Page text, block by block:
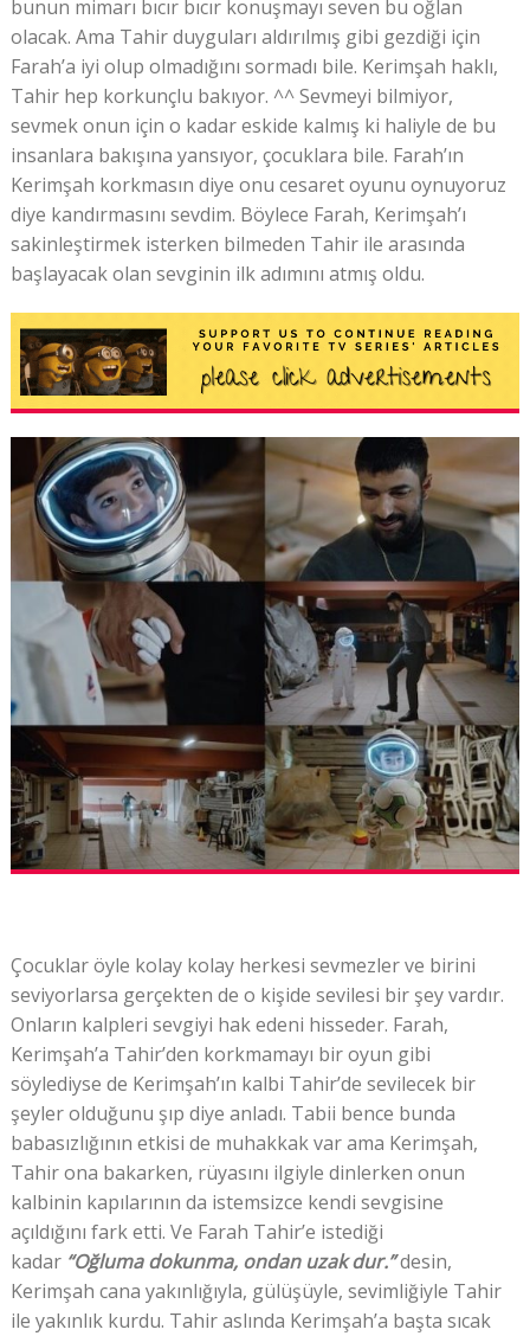
bunun mimarı bıcır bıcır konuşmayı seven bu oğlan
olacak. Ama Tahir duyguları aldırılmış gibi gezdiği için
Farah’a iyi olup olmadığını sormadı bile. Kerimşah haklı,
Tahir hep korkunçlu bakıyor. ^^ Sevmeyi bilmiyor,
sevmek onun için o kadar eskide kalmış ki haliyle de bu
insanlara bakışına yansıyor, çocuklara bile. Farah’ın
Kerimşah korkmasın diye onu cesaret oyunu oynuyoruz
diye kandırmasını sevdim. Böylece Farah, Kerimşah’ı
sakinleştirmek isterken bilmeden Tahir ile arasında
başlayacak olan sevginin ilk adımını atmış oldu.
Çocuklar öyle kolay kolay herkesi sevmezler ve birini
seviyorlarsa gerçekten de o kişide sevilesi bir şey vardır.
Onların kalpleri sevgiyi hak edeni hisseder. Farah,
Kerimşah’a Tahir’den korkmamayı bir oyun gibi
söylediyse de Kerimşah’ın kalbi Tahir’de sevilecek bir
şeyler olduğunu şıp diye anladı. Tabii bence bunda
babasızlığının etkisi de muhakkak var ama Kerimşah,
Tahir ona bakarken, rüyasını ilgiyle dinlerken onun
kalbinin kapılarının da istemsizce kendi sevgisine
açıldığını fark etti. Ve Farah Tahir’e istediği
kadar “Oğluma dokunma, ondan uzak dur.”desin,
Kerimşah cana yakınlığıyla, gülüşüyle, sevimliğiyle Tahir
ile yakınlık kurdu. Tahir aslında Kerimşah’a başta sıcak